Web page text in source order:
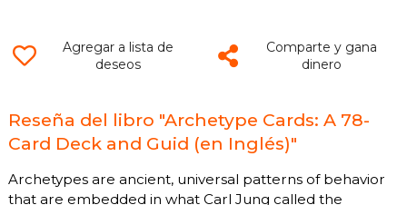
Agregar a lista de
deseos
Comparte y gana
dinero
Reseña del libro "Archetype Cards: A 78-
Card Deck and Guid (en Inglés)"
Archetypes are ancient, universal patterns of behavior
that are embedded in what Carl Jung called the